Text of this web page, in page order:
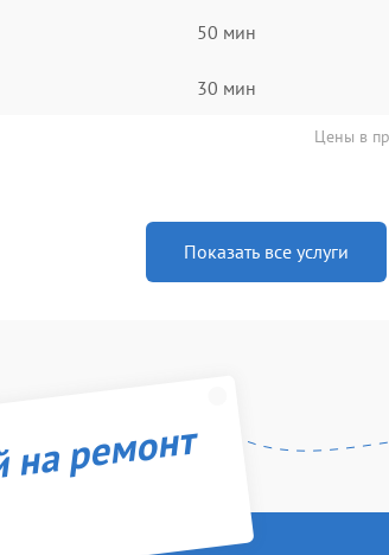
50 мин
30 мин
Цены в
Показать все услуги
ремонт